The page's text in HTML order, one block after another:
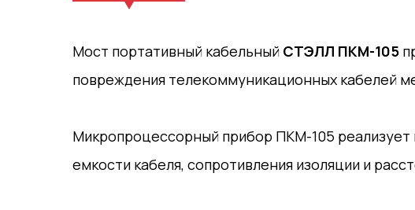
Мост портативный кабельный СТЭЛЛ ПКМ-105
повреждения телекоммуникационных кабелей
Микропроцессорный прибор ПКМ-105
емкости кабеля, сопротивления изоляции и